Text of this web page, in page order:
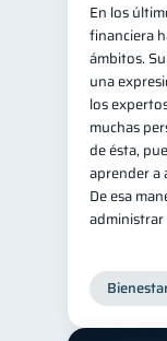
En los
financiera
ámbitos.
una
los
muchas
de ésta,
aprender a
De esa